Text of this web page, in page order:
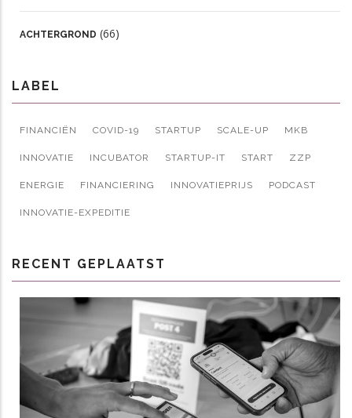
ACHTERGROND (66)
LABEL
FINANCIËN COVID-19 STARTUP SCALE-UP MKB
INNOVATIE INCUBATOR STARTUP-IT START ZZP
ENERGIE FINANCIERING INNOVATIEPRIJS PODCAST
INNOVATIE-EXPEDITIE
RECENT GEPLAATST